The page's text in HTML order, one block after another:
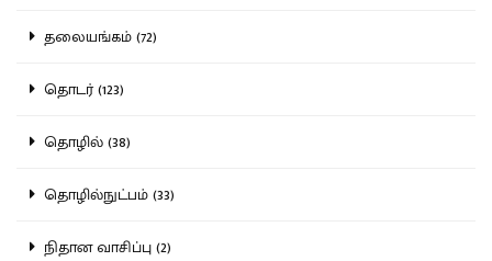
தலையங்கம் (72)
தொடர் (123)
தொழில் (38)
தொழில்நுட்பம் (33)
நிதான வாசிப்பு (2)